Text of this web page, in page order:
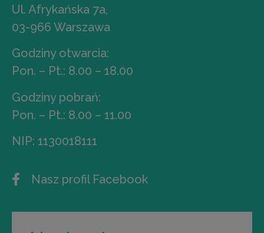
Ul. Afrykańska 7a,
03-966 Warszawa
Godziny otwarcia:
Pon. – Pt.: 8.00 – 18.00
Godziny pobrań:
Pon. – Pt.: 8.00 – 11.00
NIP: 1130018111
Nasz profil Facebook